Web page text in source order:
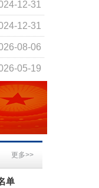
12-31
08-06
05-19
09-19
06-26
05-22
03-04
12-31
12-31
更多>>
单